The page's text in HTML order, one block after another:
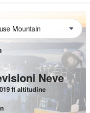
Neve
ftaltitudine